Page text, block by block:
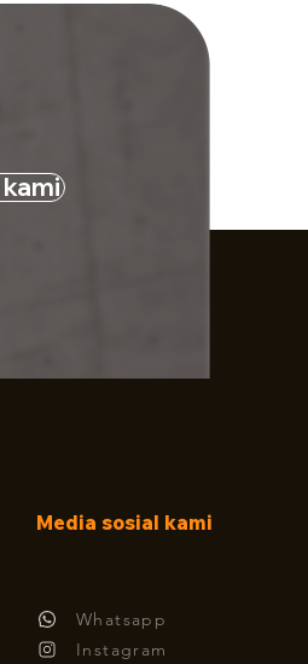
Media sosial kami
Whatsapp
​Instagram